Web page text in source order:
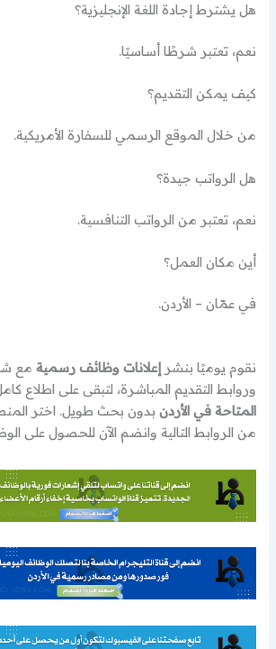
هل يشترط إجادة اللغة الإنجليزية؟
نعم، تعتبر شرطًا أساسيًا.
كيف يمكن التقديم؟
من خلال الموقع الرسمي للسفارة الأمريكية.
هل الرواتب جيدة؟
نعم، تعتبر من الرواتب التنافسية.
أين مكان العمل؟
في عمّان – الأردن.
نقوم يوميًا بنشرإعلانات وظائف رسمية مع
وروابط التقديم المباشرة، لتبقى على اطلاع
المتاحة في الأردن بدون بحث طويل. اختر
من الروابط التالية وانضم الآن للحصول على